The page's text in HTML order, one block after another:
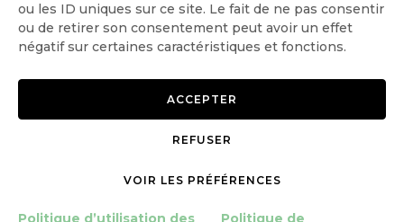
ou les ID uniques sur ce site. Le fait de ne pas consentir
ou de retirer son consentement peut avoir un effet
négatif sur certaines caractéristiques et fonctions.
ACCEPTER
REFUSER
VOIR LES PRÉFÉRENCES
Politique d’utilisation des Politique de
OK
Politique de confidentialité